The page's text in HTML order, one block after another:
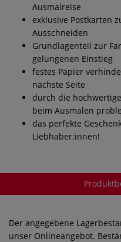
Ausmalreise
exklusive Postkarten
Ausschneiden
Grundlagenteil zur
gelungenen Einstieg
festes Papier
nächste Seite
durch die
beim Ausmalen
das perfekte
Liebhaber:innen!
Der angegebene
unser Onlineangebot.